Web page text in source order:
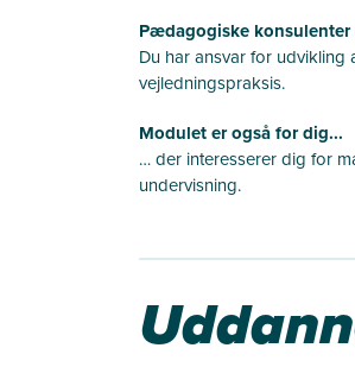
Pædagogiske
Du har ansvar for
vejledningspraksis.
Modulet er også for dig...
… der interesserer dig for
undervisning.